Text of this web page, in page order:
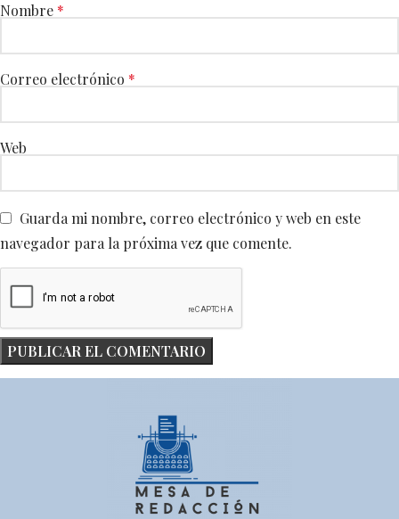
Nombre *
Correo electrónico *
Web
Guarda mi nombre, correo electrónico y web en este
navegador para la próxima vez que comente.